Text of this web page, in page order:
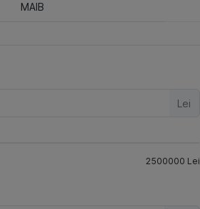
MAIB
Lei
2500000 Lei